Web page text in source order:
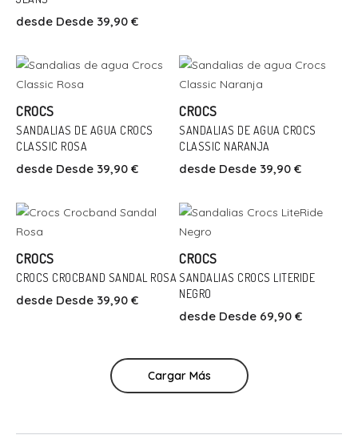
desde Desde 39,90 €
24
CROCS
SANDALIAS DE AGUA CROCS
CLASSIC ROSA
desde Desde 39,90 €
Talla
CROCS
SANDALIAS DE AGUA CROCS
CLASSIC NARANJA
desde Desde 39,90 €
CROCS
CROCS CROCBAND SANDAL ROSA
desde Desde 39,90 €
CROCS
SANDALIAS CROCS LITERIDE
NEGRO
desde Desde 69,90 €
Cargar Más